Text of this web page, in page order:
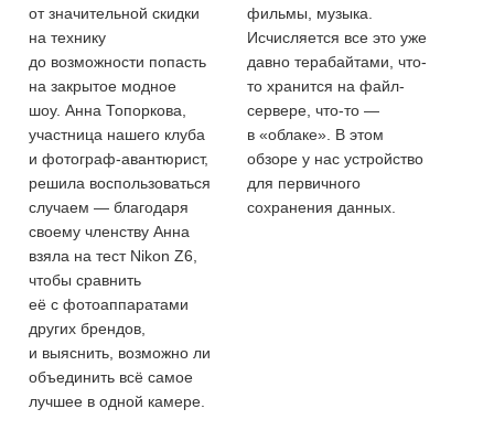
от значительной скидки
на технику
до возможности попасть
на закрытое модное
шоу. Анна Топоркова,
участница нашего клуба
и фотограф-авантюрист,
решила воспользоваться
случаем — благодаря
своему членству Анна
взяла на тест Nikon Z6,
чтобы сравнить
её с фотоаппаратами
других брендов,
и выяснить, возможно ли
объединить всё самое
лучшее в одной камере.
фильмы, музыка.
Исчисляется все это уже
давно терабайтами, что-
то хранится на файл-
сервере, что-то —
в «облаке». В этом
обзоре у нас устройство
для первичного
сохранения данных.